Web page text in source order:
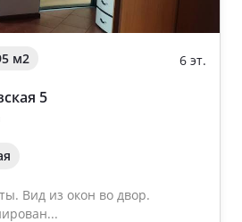
м2 6 эт.
5
Вид из окон во двор.